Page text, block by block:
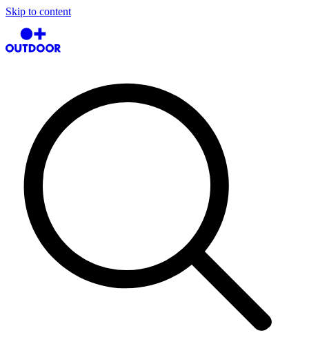
Skip to content